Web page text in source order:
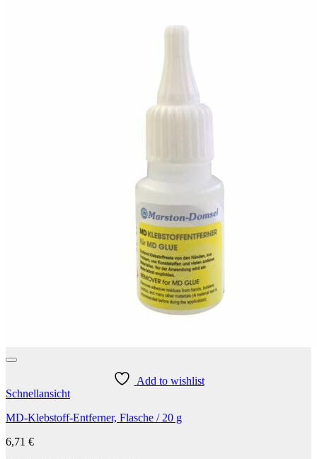
Add to wishlist
Schnellansicht
MD-Klebstoff-Entferner, Flasche / 20 g
6,71 €